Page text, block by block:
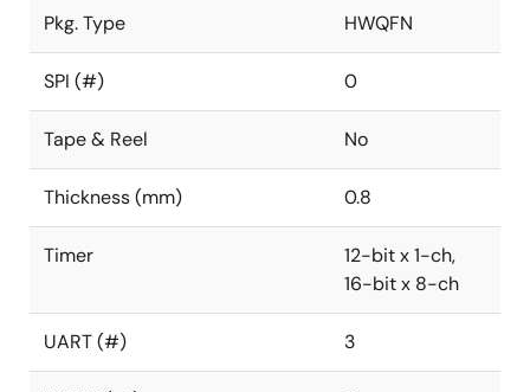
Pkg. Type HWQFN
SPI (#) 0
Tape & Reel No
Thickness (mm) 0.8
Timer
12-bit x 1-ch,
16-bit x 8-ch
UART (#) 3